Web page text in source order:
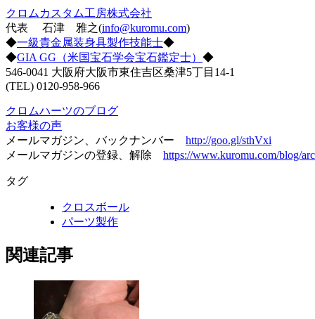
クロムカスタム工房株式会社
代表 石津 雅之(info@kuromu.com)
◆一級貴金属装身具製作技能士◆
◆GIA GG（米国宝石学会宝石鑑定士） ◆
546-0041 大阪府大阪市東住吉区桑津5丁目14-1
(TEL) 0120-958-966
クロムハーツのブログ
お客様の声
メールマガジン、バックナンバー http://goo.gl/sthVxi
メールマガジンの登録、解除 https://www.kuromu.com/blog/
タグ
クロスボール
パーツ製作
関連記事